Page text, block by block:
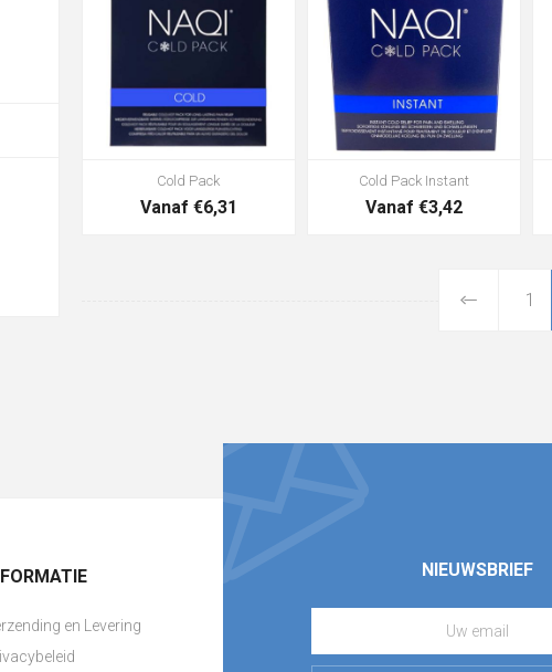
Cold Pack
Vanaf €6,31
Cold Pack Instant
Vanaf €3,42
1
NIEUWSBRIEF
en Levering